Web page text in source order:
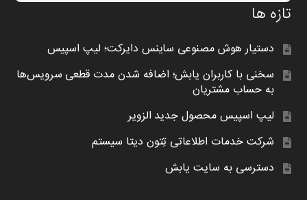
تازه ها
دستیار هوش مصنوعی ساینس دایرکت؛ لیپ اسپیس
سخنی با کاربران یابش؛ اضافه شدن مدت قطعی سرویس‌ها
به حساب مشتریان
لیپ اسپیس محصول جدید الزویر
شرکت خدمات اطلاعاتی تِتون دیتا سیستم
دسترسی به سایت یابش